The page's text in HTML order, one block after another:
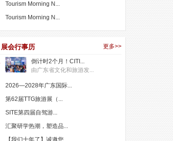
Tourism Morning N...
Tourism Morning N...
更多>>
展会行事历
倒计时2个月！CITI...
由广东省文化和旅游发...
2026—2028年广东国际...
第62届TTG旅游展（...
SITE第四届自驾游...
汇聚研学热潮，塑造品...
【我们十年了】诚邀您...